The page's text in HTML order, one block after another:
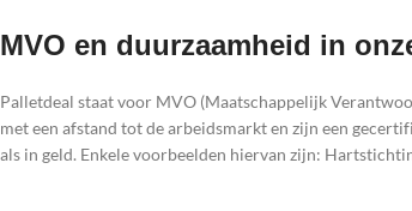
MVO en duurzaamheid in
Palletdeal staat voor MVO (Maatschappelijk
met een afstand tot de arbeidsmarkt en zijn een
als in geld. Enkele voorbeelden hiervan zijn: